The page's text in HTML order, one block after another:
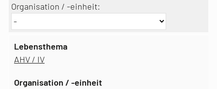
Organisation / -einheit:
AHV / IV